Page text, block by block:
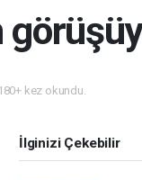
kez okundu.
İlginizi Çekebilir